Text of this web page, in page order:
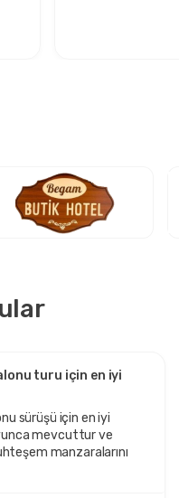
turu için en iyi
sürüşü için en iyi
mevcuttur ve
manzaralarını